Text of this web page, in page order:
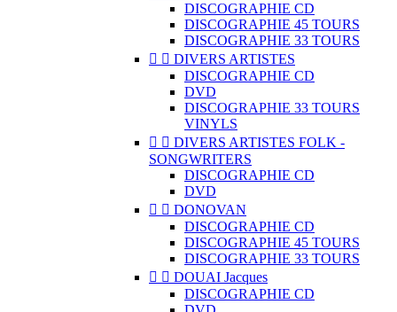
DISCOGRAPHIE CD
DISCOGRAPHIE 45 TOURS
DISCOGRAPHIE 33 TOURS
  DIVERS ARTISTES
DISCOGRAPHIE CD
DVD
DISCOGRAPHIE 33 TOURS
VINYLS
  DIVERS ARTISTES FOLK -
SONGWRITERS
DISCOGRAPHIE CD
DVD
  DONOVAN
DISCOGRAPHIE CD
DISCOGRAPHIE 45 TOURS
DISCOGRAPHIE 33 TOURS
  DOUAI Jacques
DISCOGRAPHIE CD